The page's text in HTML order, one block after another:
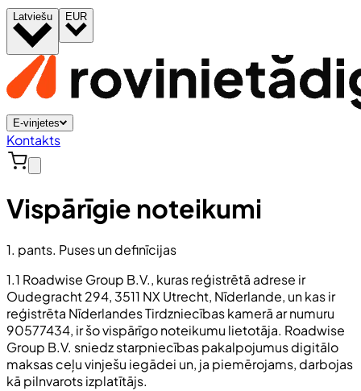
Latviešu EUR
E-vinjetes
Kontakts
Vispārīgie noteikumi
1. pants. Puses un definīcijas
1.1 Roadwise Group B.V., kuras reģistrētā adrese ir
Oudegracht 294, 3511 NX Utrecht, Nīderlande, un kas ir
reģistrēta Nīderlandes Tirdzniecības kamerā ar numuru
90577434, ir šo vispārīgo noteikumu lietotāja. Roadwise
Group B.V. sniedz starpniecības pakalpojumus digitālo
maksas ceļu vinješu iegādei un, ja piemērojams, darbojas
kā pilnvarots izplatītājs.